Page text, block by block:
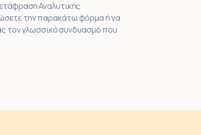
Αναλυτικής
την παρακάτω φόρμα ή να
τον γλωσσικό συνδυασμό που